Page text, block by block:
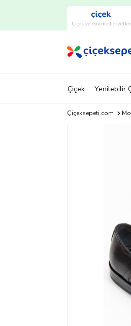
Çiçek ve Gurme Lezzetler
Çiçek Yenilebilir
Çiçeksepeti.com